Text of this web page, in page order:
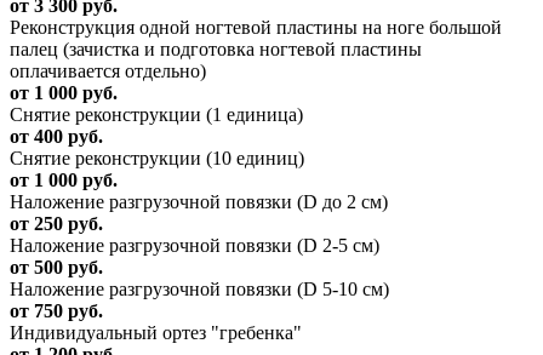
от 3 300 руб.
Реконструкция одной ногтевой пластины на ноге большой
палец (зачистка и подготовка ногтевой пластины
оплачивается отдельно)
от 1 000 руб.
Снятие реконструкции (1 единица)
от 400 руб.
Снятие реконструкции (10 единиц)
от 1 000 руб.
Наложение разгрузочной повязки (D до 2 см)
от 250 руб.
Наложение разгрузочной повязки (D 2-5 см)
от 500 руб.
Наложение разгрузочной повязки (D 5-10 см)
от 750 руб.
Индивидуальный ортез "гребенка"